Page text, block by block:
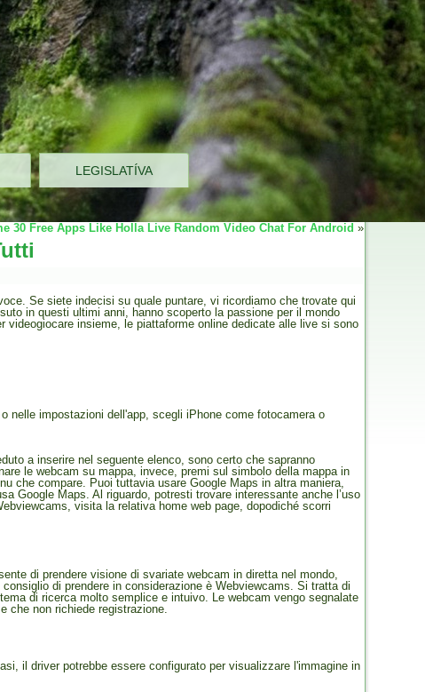
LEGISLATÍVA
30 Free Apps Like Holla Live Random Video Chat For Android »
Se siete indecisi su quale puntare, vi ricordiamo che trovate qui
in questi ultimi anni, hanno scoperto la passione per il mondo
videogiocare insieme, le piattaforme online dedicate alle live si sono
nelle impostazioni dell'app, scegli iPhone come fotocamera o
a inserire nel seguente elenco, sono certo che sapranno
le webcam su mappa, invece, premi sul simbolo della mappa in
che compare. Puoi tuttavia usare Google Maps in altra maniera,
Google Maps. Al riguardo, potresti trovare interessante anche l’uso
visita la relativa home web page, dopodiché scorri
di prendere visione di svariate webcam in diretta nel mondo,
di prendere in considerazione è Webviewcams. Si tratta di
di ricerca molto semplice e intuivo. Le webcam vengo segnalate
che non richiede registrazione.
il driver potrebbe essere configurato per visualizzare l'immagine in